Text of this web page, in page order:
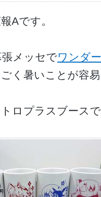
Aです。
張メッセでワンダ
く暑いことが容
ロプラスブース